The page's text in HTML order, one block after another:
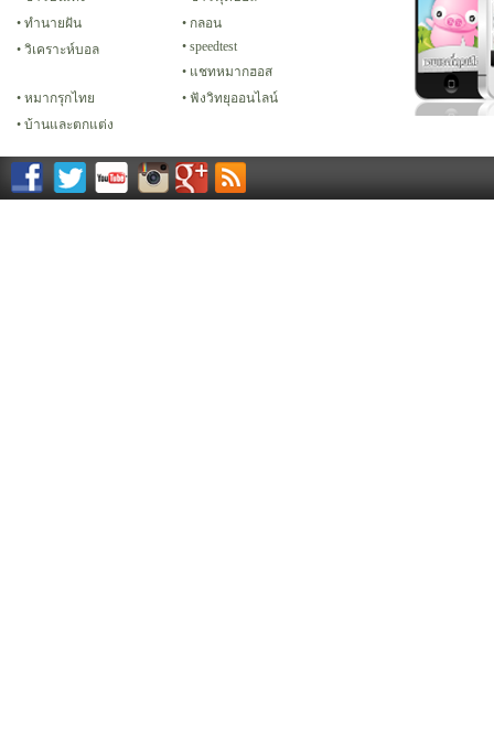
ทํานายฝัน
กลอน
วิเคราะห์บอล
speedtest
แชทหมากฮอส
หมากรุกไทย
ฟังวิทยุออนไลน์
บ้านและตกแต่ง